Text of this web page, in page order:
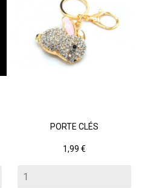
PORTE CLÉS
Prix
1,99 €